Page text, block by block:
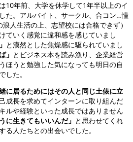
10年前、大学を休学して1年半以上のイ
た。アルバイト、サークル、合コン…憧
人生活の上、志望校には合格できず）
ていく感覚に違和感を感じていまし
と漠然とした焦燥感に駆られていまし
」 とビジネス本を読み漁り、企業経営
ほうと勉強した気になっても明日の自
した。
に居るためにはその人と同じ土俵に立
成長を求めてインターンに取り組んだ
ルや経験といった成長ではありません
に生きてもいいんだ」 と思わせてくれ
る人たちとの出会いでした。